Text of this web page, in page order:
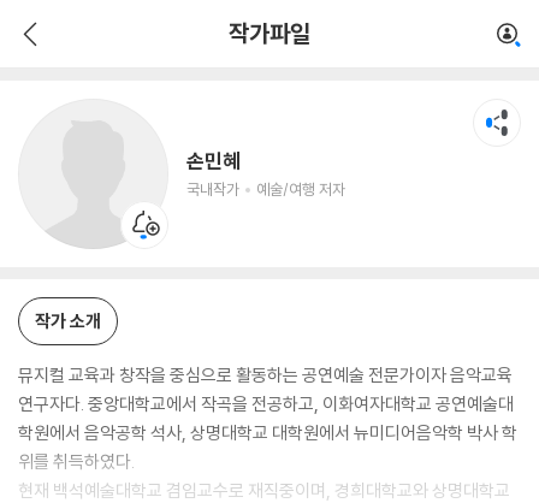
작가파일
손민혜
국내작가 예술/여행 저자
예술/여행 저자
작가 소개
뮤지컬 교육과 창작을 중심으로 활동하는 공연예술 전문가이자 음악교육
연구자다. 중앙대학교에서 작곡을 전공하고, 이화여자대학교 공연예술대
학원에서 음악공학 석사, 상명대학교 대학원에서 뉴미디어음악학 박사 학
위를 취득하였다.
현재 백석예술대학교 겸임교수로 재직중이며, 경희대학교와 상명대학교